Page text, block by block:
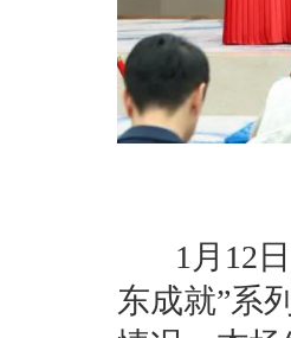
1月12日
东成就”系